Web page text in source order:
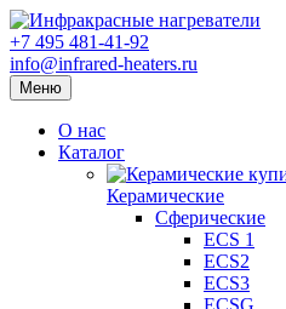
+7 495 481-41-92
info@infrared-heaters.ru
Меню
О нас
Каталог
Керамические
Сферические
ECS 1
ECS2
ECS3
ECSG